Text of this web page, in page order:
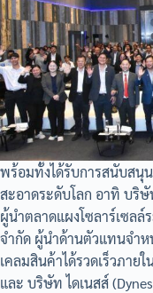
พร้อมทั้งได้รับการสนับส
สะอาดระดับโลก อาทิ บริษั
ผู้นำตลาดแผงโซลาร์เซล
จำกัด ผู้นำด้านตัวแทนจำ
เคลมสินค้าได้รวดเร็วภา
และ บริษัท ไดเนสส์